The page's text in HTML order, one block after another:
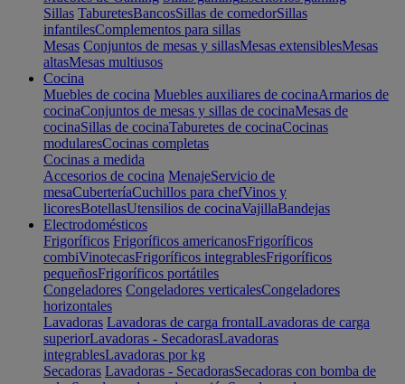
Sillas TaburetesBancosSillas de comedorSillas
infantilesComplementos para sillas
Mesas Conjuntos de mesas y sillasMesas extensiblesMesas
altasMesas multiusos
Cocina
Muebles de cocina Muebles auxiliares de cocinaArmarios de
cocinaConjuntos de mesas y sillas de cocinaMesas de
cocinaSillas de cocinaTaburetes de cocinaCocinas
modularesCocinas completas
Cocinas a medida
Accesorios de cocina MenajeServicio de
mesaCuberteríaCuchillos para chefVinos y
licoresBotellasUtensilios de cocinaVajillaBandejas
Electrodomésticos
Frigoríficos Frigoríficos americanosFrigoríficos
combiVinotecasFrigoríficos integrablesFrigoríficos
pequeñosFrigoríficos portátiles
Congeladores Congeladores verticalesCongeladores
horizontales
Lavadoras Lavadoras de carga frontalLavadoras de carga
superiorLavadoras - SecadorasLavadoras
integrablesLavadoras por kg
Secadoras Lavadoras - SecadorasSecadoras con bomba de